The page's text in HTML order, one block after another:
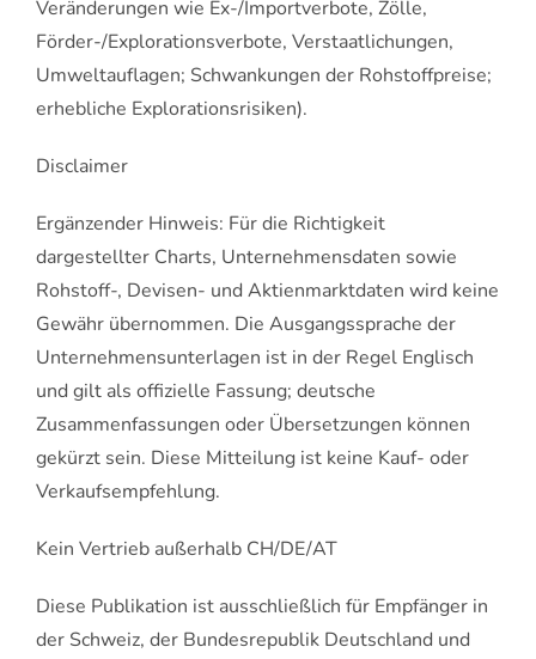
Veränderungen wie Ex-/Importverbote, Zölle,
Förder-/Explorationsverbote, Verstaatlichungen,
Umweltauflagen; Schwankungen der Rohstoffpreise;
erhebliche Explorationsrisiken).
Disclaimer
Ergänzender Hinweis: Für die Richtigkeit
dargestellter Charts, Unternehmensdaten sowie
Rohstoff-, Devisen- und Aktienmarktdaten wird keine
Gewähr übernommen. Die Ausgangssprache der
Unternehmensunterlagen ist in der Regel Englisch
und gilt als offizielle Fassung; deutsche
Zusammenfassungen oder Übersetzungen können
gekürzt sein. Diese Mitteilung ist keine Kauf- oder
Verkaufsempfehlung.
Kein Vertrieb außerhalb CH/DE/AT
Diese Publikation ist ausschließlich für Empfänger in
der Schweiz, der Bundesrepublik Deutschland und